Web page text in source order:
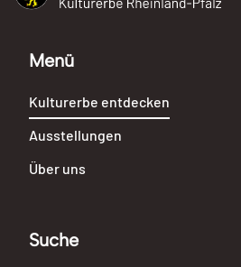
Menü
Kulturerbe entdecken
Ausstellungen
Über uns
Suche